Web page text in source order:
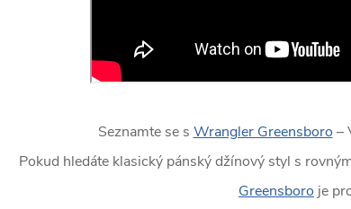
Seznamte se s Wrangler Greensboro –
Pokud hledáte klasický pánský džínový styl s
Greensboro je